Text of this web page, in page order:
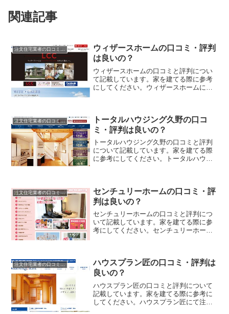
関連記事
注文住宅業者の口コミと評判、体験談
ウィザースホームの口コミ・評判
は良いの？
ウィザースホームの口コミと評判につい
て記載しています。家を建てる際に参考
にしてください。ウィザースホームにて
注文住宅業者の口コミと評判、体験談
トータルハウジング久野の口コ
ミ・評判は良いの？
トータルハウジング久野の口コミと評判
について記載しています。家を建てる際
に参考にしてください。トータルハウジ
注文住宅業者の口コミと評判、体験談
センチュリーホームの口コミ・評
判は良いの？
センチュリーホームの口コミと評判につ
いて記載しています。家を建てる際に参
考にしてください。センチュリーホーム
注文住宅業者の口コミと評判、体験談
ハウスプラン匠の口コミ・評判は
良いの？
ハウスプラン匠の口コミと評判について
記載しています。家を建てる際に参考に
してください。ハウスプラン匠にて注文